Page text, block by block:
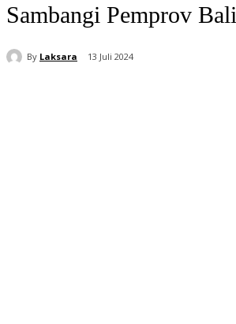
Sambangi Pemprov Bali
By Laksara 13 Juli 2024